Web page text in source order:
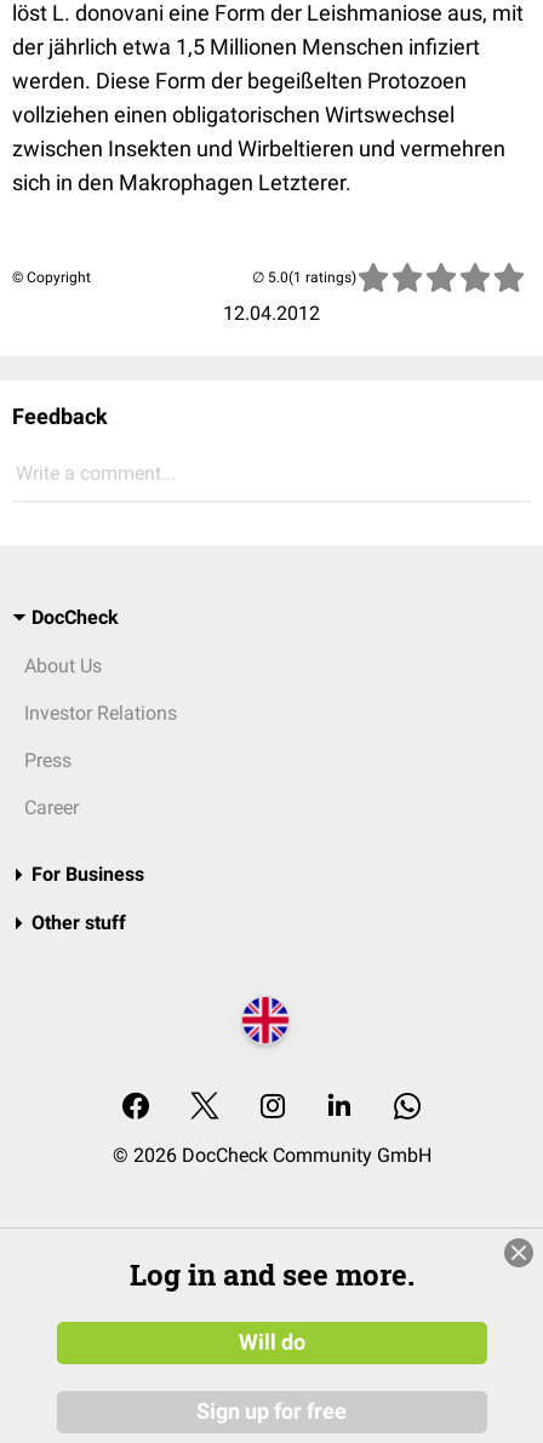
löst L. donovani eine Form der Leishmaniose aus, mit
der jährlich etwa 1,5 Millionen Menschen infiziert
werden. Diese Form der begeißelten Protozoen
vollziehen einen obligatorischen Wirtswechsel
zwischen Insekten und Wirbeltieren und vermehren
sich in den Makrophagen Letzterer.
© Copyright
12.04.2012
(1 ratings)
Feedback
Write a comment...
DocCheck
About Us
Investor Relations
Press
Career
For Business
Other stuff
© 2026 DocCheck Community GmbH
Log in and see more.
Will do
Sign up for free